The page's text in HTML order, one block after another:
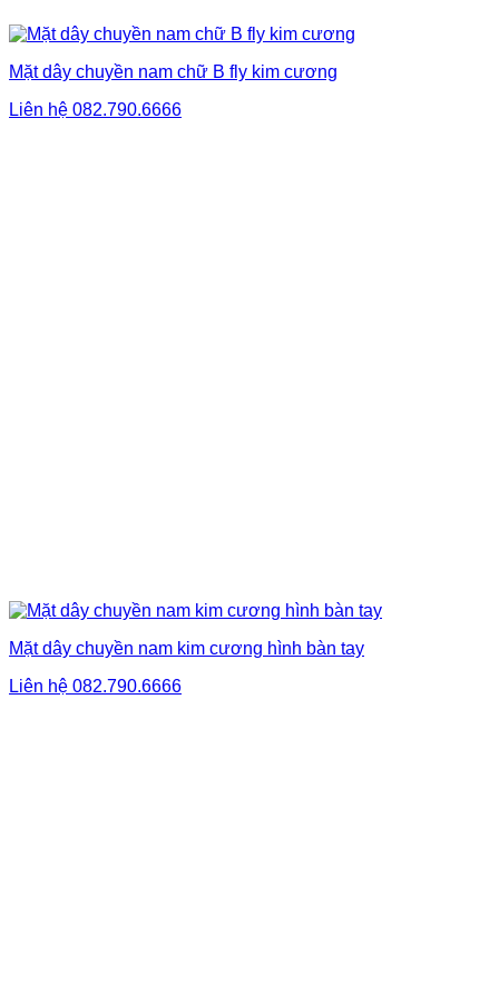
Mặt dây chuyền nam chữ B fly kim cương
Liên hệ 082.790.6666
Mặt dây chuyền nam kim cương hình bàn tay
Liên hệ 082.790.6666